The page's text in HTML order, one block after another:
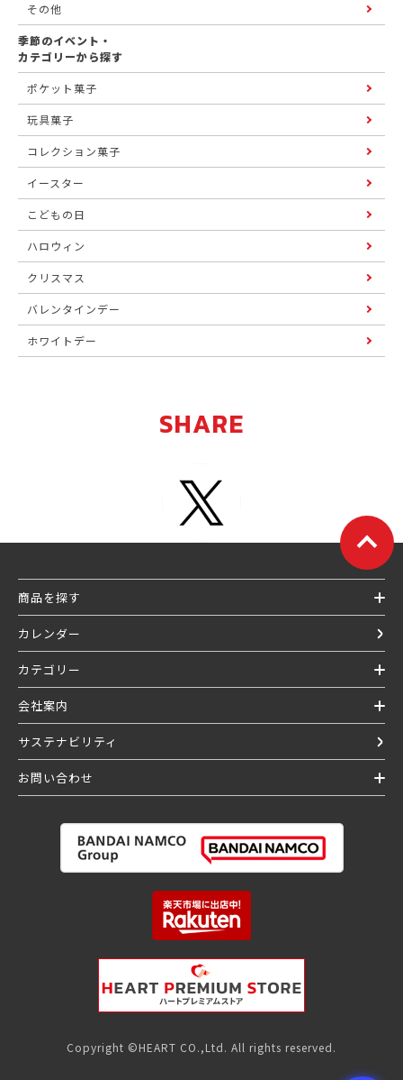
その他
季節のイベント・
カテゴリーから探す
ポケット菓子
玩具菓子
コレクション菓子
イースター
こどもの日
ハロウィン
クリスマス
バレンタインデー
ホワイトデー
SHARE
商品を探す
カレンダー
カテゴリー
会社案内
サステナビリティ
お問い合わせ
Copyright ©HEART CO.,Ltd. All rights reserved.